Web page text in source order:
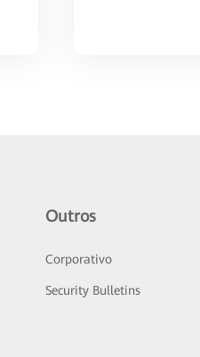
Outros
Corporativo
Security Bulletins